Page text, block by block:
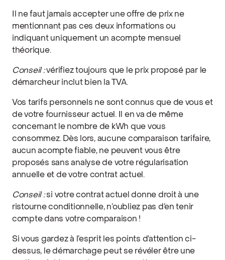
Il ne faut jamais accepter une offre de prix ne
mentionnant pas ces deux informations ou
indiquant uniquement un acompte mensuel
théorique.
Conseil :vérifiez toujours que le prix proposé par le
démarcheur inclut bien la TVA.
Vos tarifs personnels ne sont connus que de vous et
de votre fournisseur actuel. Il en va de même
concernant le nombre de kWh que vous
consommez. Dès lors, aucune comparaison tarifaire,
aucun acompte fiable, ne peuvent vous être
proposés sans analyse de votre régularisation
annuelle et de votre contrat actuel.
Conseil :si votre contrat actuel donne droit à une
ristourne conditionnelle, n’oubliez pas d’en tenir
compte dans votre comparaison !
Si vous gardez à l’esprit les points d’attention ci-
dessus, le démarchage peut se révéler être une